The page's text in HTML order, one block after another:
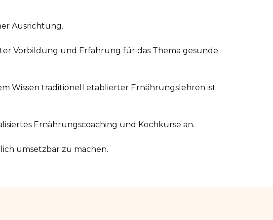
Ausrichtung.
Vorbildung und Erfahrung für das Thema gesunde
Wissen traditionell etablierter Ernährungslehren ist
Ernährungscoaching und Kochkurse an.
umsetzbar zu machen.